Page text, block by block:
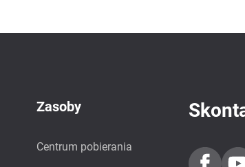
Zasoby
Centrum pobierania